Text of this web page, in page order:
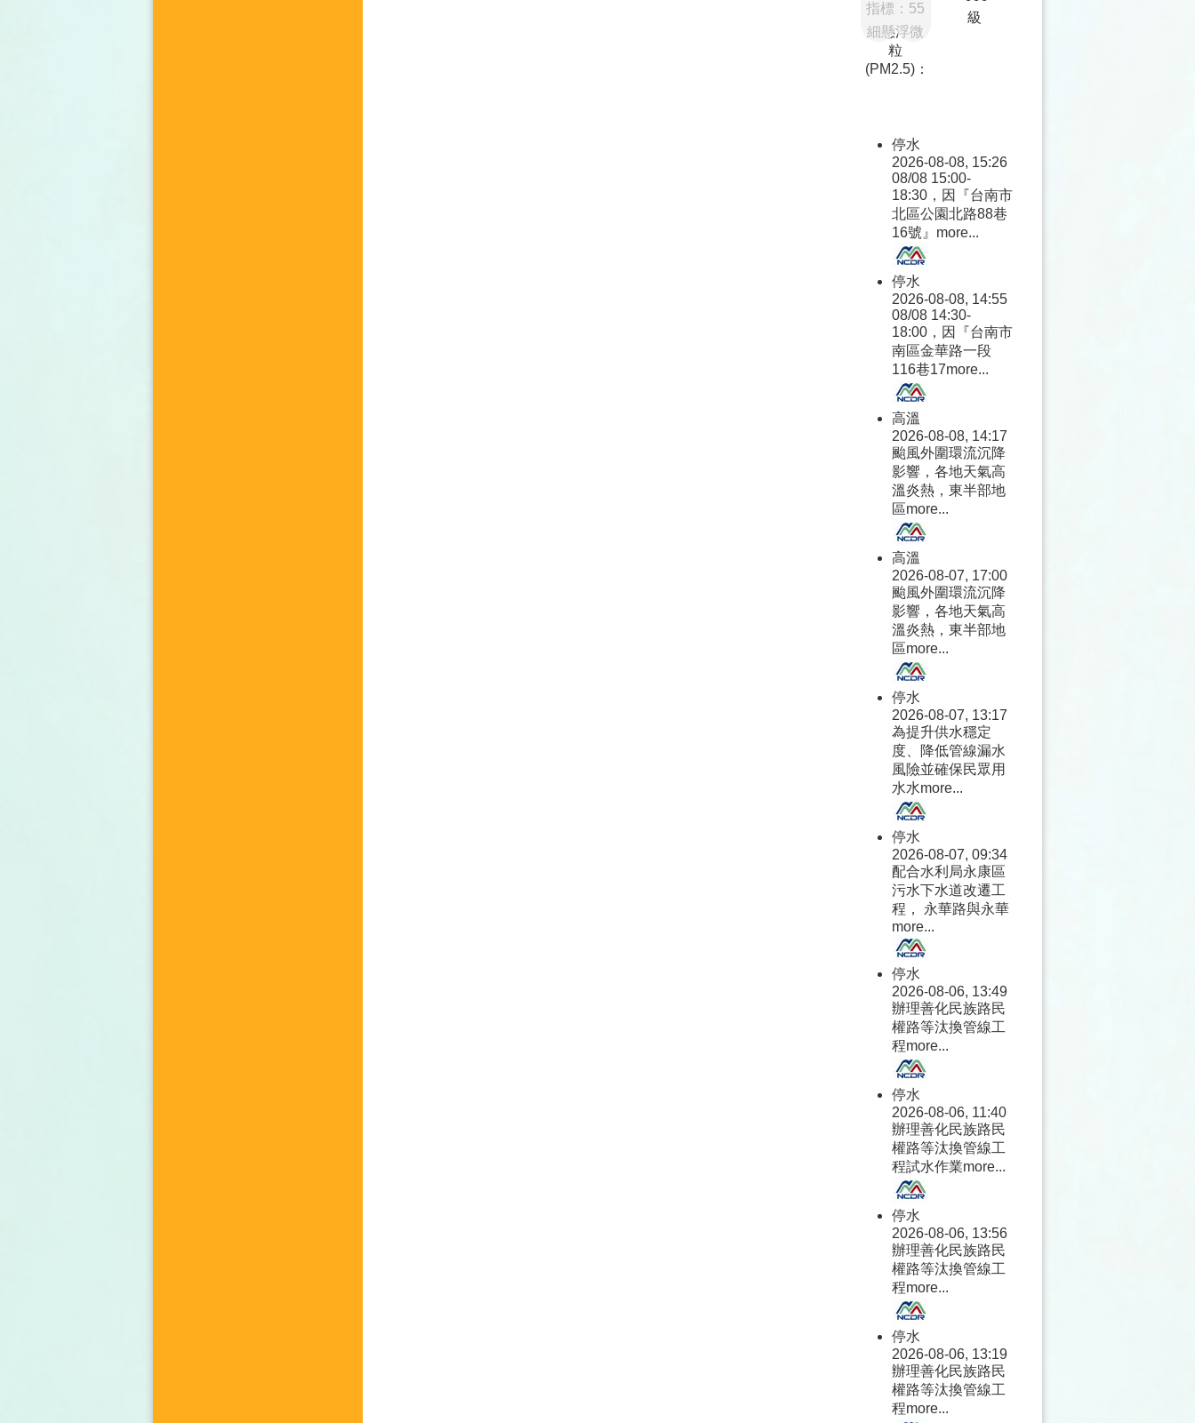
指標： 55
細懸浮微
粒
(PM2.5)：
級
停水
2026-08-08, 15:26
08/08 15:00-
18:30，因『台南市
北區公園北路88巷
16號』 more...
停水
2026-08-08, 14:55
08/08 14:30-
18:00，因『台南市
南區金華路一段
116巷17more...
高溫
2026-08-08, 14:17
颱風外圍環流沉降
影響，各地天氣高
溫炎熱，東半部地
區more...
高溫
2026-08-07, 17:00
颱風外圍環流沉降
影響，各地天氣高
溫炎熱，東半部地
區more...
停水
2026-08-07, 13:17
為提升供水穩定
度、降低管線漏水
風險並確保民眾用
水水more...
停水
2026-08-07, 09:34
配合水利局永康區
污水下水道改遷工
程， 永華路與永華
more...
停水
2026-08-06, 13:49
辦理善化民族路民
權路等汰換管線工
程more...
停水
2026-08-06, 11:40
辦理善化民族路民
權路等汰換管線工
程試水作業more...
停水
2026-08-06, 13:56
辦理善化民族路民
權路等汰換管線工
程more...
停水
2026-08-06, 13:19
辦理善化民族路民
權路等汰換管線工
程more...